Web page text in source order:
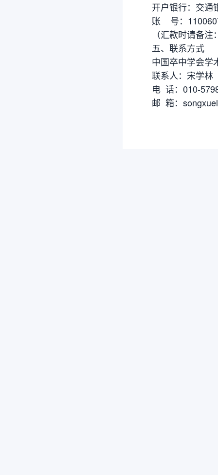
开户银行：交通
账 号：
（汇款时请备
五、联系方式
中国卒中学会学
联系人：宋学林
电 话：010-
邮 箱：